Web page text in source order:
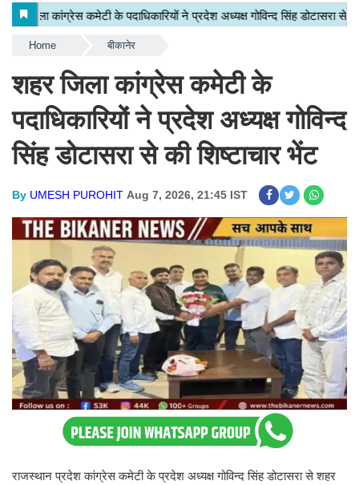
Home बीकानेर
शहर जिला कांग्रेस कमेटी के
पदाधिकारियों ने प्रदेश अध्यक्ष गोविन्द
सिंह डोटासरा से की शिष्टाचार भेंट
By UMESH PUROHIT Aug 7, 2026, 21:45 IST
राजस्थान प्रदेश कांग्रेस कमेटी के प्रदेश अध्यक्ष गोविन्द सिंह डोटासरा से शहर